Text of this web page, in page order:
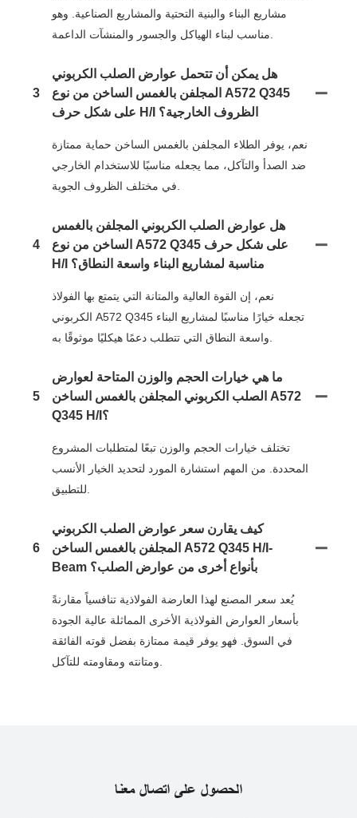
مشاريع البناء والبنية التحتية والمشاريع الصناعية. وهو
3
هل يمكن أن تتحمل عوارض الصلب الكربوني
المجلفن بالغمس الساخن من نوع A572 Q345
على شكل حرف H/i الظروف الخارجية؟
نعم، يوفر الطلاء المجلفن بالغمس الساخن حماية ممتازة
ضد الصدأ والتآكل، مما يجعله مناسبًا للاستخدام الخارجي
4
هل عوارض الصلب الكربوني المجلفن بالغمس
الساخن من نوع A572 Q345 على شكل حرف
H/i مناسبة لمشاريع البناء واسعة النطاق؟
نعم، إن القوة العالية والمتانة التي يتمتع بها الفولاذ
الكربوني A572 Q345 تجعله خيارًا مناسبًا لمشاريع البناء
5
ما هي خيارات الحجم والوزن المتاحة لعوارض
الصلب الكربوني المجلفن بالغمس الساخن A572
Q345 H/i؟
تختلف خيارات الحجم والوزن تبعًا لمتطلبات المشروع
المحددة. من المهم استشارة المورد لتحديد الخيار الأنسب
6
كيف يقارن سعر عوارض الصلب الكربوني
المجلفن بالغمس الساخن A572 Q345 H/i-
Beam بأنواع أخرى من عوارض الصلب؟
يُعد سعر المصنع لهذا العارضة الفولاذية تنافسياً مقارنةً
بأسعار العوارض الفولاذية الأخرى المماثلة عالية الجودة
في السوق. فهو يوفر قيمة ممتازة بفضل قوته الفائقة
الحصول على اتصال معنا